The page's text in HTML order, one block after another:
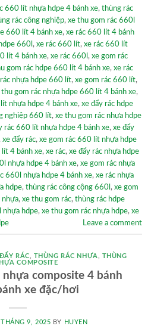
660 lít nhựa hdpe 4 bánh xe, thùng rác
rác công nghiệp, xe thu gom rác 660l
660 lít 4 bánh xe, xe rác 660 lít 4 bánh
660l , xe rác 660 lít, xe rác 660 lít
lít 4 bánh xe, xe rác 660l , xe gom rác
gom rác hdpe 660 lít 4 bánh xe, xe rác
nhựa hdpe 660 lít, xe gom rác 660 lít,
thu gom rác nhựa hdpe 660 lít 4 bánh xe,
nhựa hdpe 4 bánh xe, xe đẩy rác hdpe
nghiệp 660 lít, xe thu gom rác nhựa hdpe
rác 660 lít nhựa hdpe 4 bánh xe, xe đẩy
xe đẩy rác, xe gom rác 660 lít nhựa hdpe
4 bánh xe, xe rác, xe đẩy rác nhựa hdpe
nhựa hdpe 4 bánh xe, xe gom rác nhựa
660l nhựa hdpe 4 bánh xe, xe rác nhựa
hdpe, thùng rác công cộng 660l , xe gom
nhựa, xe thu gom rác, thùng rác hdpe
nhựa hdpe, xe thu gom rác nhựa hdpe, xe
Leave a comment
RÁC THÙNG RÁC NHỰA
THÙNG
COMPOSITE
nhựa composite 4 bánh
xe đặc/hơi
9, 2025 BY HUYEN